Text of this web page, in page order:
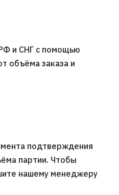
и СНГ с помощью
объёма заказа и
подтверждения
партии. Чтобы
нашему менеджеру